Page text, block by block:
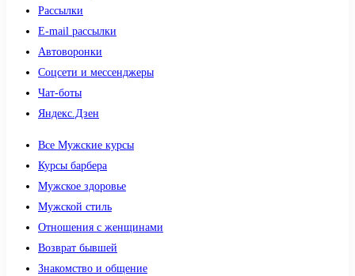
Рассылки
E-mail рассылки
Автоворонки
Соцсети и мессенджеры
Чат-боты
Яндекс.Дзен
Все Мужские курсы
Курсы барбера
Мужское здоровье
Мужской стиль
Отношения с женщинами
Возврат бывшей
Знакомство и общение